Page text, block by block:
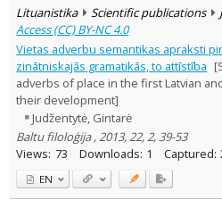
Lituanistika Scientific publications
Access (CC) BY-NC 4.0
Vietas adverbu semantikas apraksti
zinātniskajās gramatikās, to attīstība
adverbs of place in the first Latvian
their development]
Judžentytė, Gintarė
Baltu filoloģija , 2013, 22, 2, 39-53
Views: 73 Downloads: 1 Captured:
EN